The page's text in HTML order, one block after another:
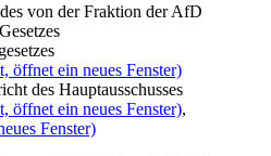
von der Fraktion der AfD
öffnet ein neues Fenster)
des Hauptausschusses
öffnet ein neues Fenster),
Fenster)